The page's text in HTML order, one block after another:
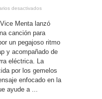
desactivados
mexicano
Menta
llega
con
“Fusilando
memorias”
para
los
corazones
rotos
Menta lanzó
canción para
un pegajoso ritmo
y acompañado de
eléctrica. La
por los gemelos
enfocado en la
ayude a ...